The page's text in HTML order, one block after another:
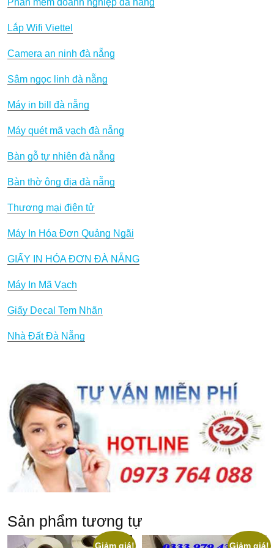
Lắp Wifi Viettel
Camera an ninh đà nẵng
Sâm ngọc linh đà nẵng
Máy in bill đà nẵng
Máy quét mã vạch đà nẵng
Bàn gỗ tự nhiên đà nẵng
Bàn thờ ông địa đà nẵng
Thương mại điện tử
Máy In Hóa Đơn Quảng Ngãi
GIẤY IN HÓA ĐƠN ĐÀ NẴNG
Máy In Mã Vạch
Giấy Decal Tem Nhãn
Nhà Đất Đà Nẵng
Sản phẩm tương tự
Giảm giá! Giảm giá!